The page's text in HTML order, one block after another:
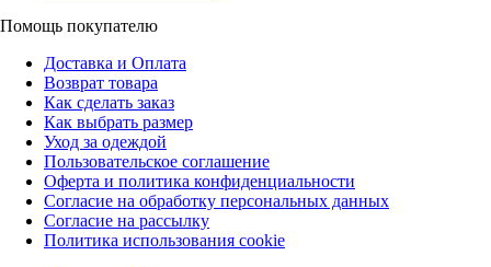
Помощь покупателю
Доставка и Оплата
Возврат товара
Как сделать заказ
Как выбрать размер
Уход за одеждой
Пользовательское соглашение
Оферта и политика конфиденциальности
Согласие на обработку персональных данных
Согласие на рассылку
Политика использования cookie